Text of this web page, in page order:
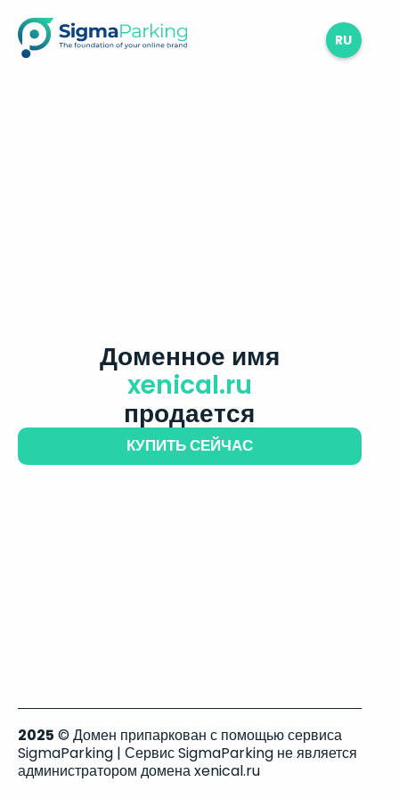
RU
Доменное имя
xenical.ru
продается
КУПИТЬ СЕЙЧАС
2025 © Домен припаркован с помощью сервиса
SigmaParking | Сервис SigmaParking не является
администратором домена xenical.ru